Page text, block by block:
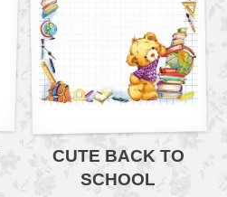
CUTE BACK TO
SCHOOL